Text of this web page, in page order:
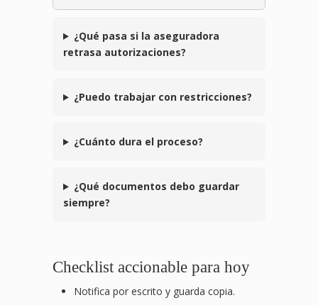
¿Qué pasa si la aseguradora
retrasa autorizaciones?
¿Puedo trabajar con restricciones?
¿Cuánto dura el proceso?
¿Qué documentos debo guardar
siempre?
Checklist accionable para hoy
Notifica por escrito y guarda copia.